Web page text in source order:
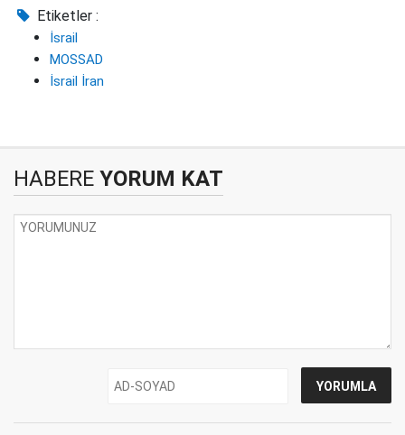
Etiketler :
İsrail
MOSSAD
İsrail İran
HABERE YORUM KAT